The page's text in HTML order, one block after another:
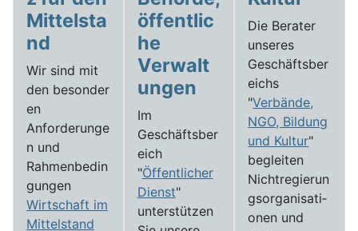
Mittelsta
nd
Wir sind mit
den besonder
en
Anforderunge
n und
Rahmenbedin
gungen
Wirtschaft im
Mittelstand
öffentlic
he
Verwalt
ungen
Im
Geschäftsber
eich
"Öffentlicher
Dienst"
unterstützen
Die Berater
unseres
Geschäftsber
eichs
"Verbände,
NGO, Bildung
und Kultur"
begleiten
Nichtregierun
gs­­­organi­sati­
onen und